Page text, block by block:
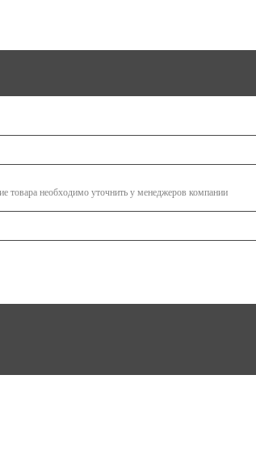
товара необходимо уточнить у менеджеров компании